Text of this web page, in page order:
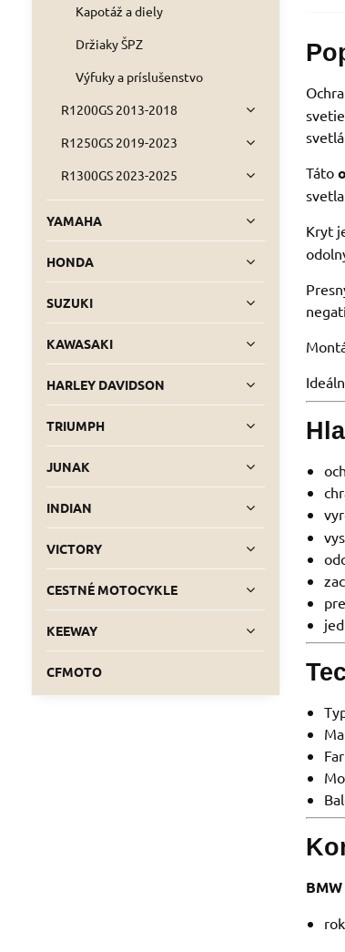
Táto
Kryt
BMW
Kapotáž a diely
Držiaky ŠPZ
Výfuky a príslušenstvo
R1200GS 2013-2018
R1250GS 2019-2023
R1300GS 2023-2025
YAMAHA
HONDA
SUZUKI
KAWASAKI
HARLEY DAVIDSON
TRIUMPH
JUNAK
INDIAN
VICTORY
CESTNÉ MOTOCYKLE
KEEWAY
CFMOTO